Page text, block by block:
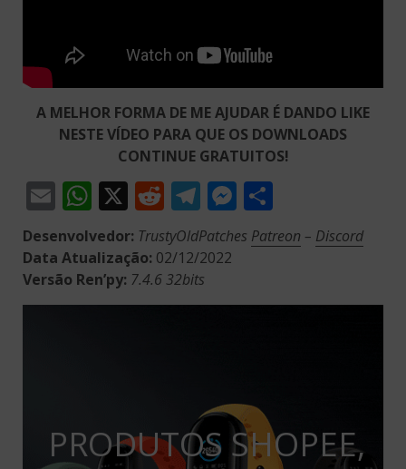
A MELHOR FORMA DE ME AJUDAR É DANDO LIKE
NESTE VÍDEO PARA QUE OS DOWNLOADS
CONTINUE GRATUITOS!
EmailWhatsApp
X Reddit
Telegram
Messenger
Desenvolvedor: TrustyOldPatches Patreon – Discord
Data Atualização: 02/12/2022
Versão Ren’py: 7.4.6 32bits
PRODUTOS SHOPEE,